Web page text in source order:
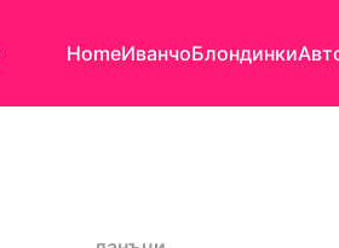
HomeИванчоБлондинки